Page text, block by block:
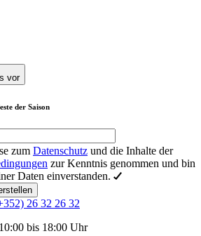
vor
der Saison
zum Datenschutz und die Inhalte der
zur Kenntnis genommen und bin
Daten einverstanden.
26 32 26 32
bis 18:00 Uhr